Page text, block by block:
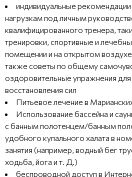
индивидуальные
нагрузкам под личным
квалифицированного тренера,
тренировки, спортивные и
помещении и на открытом
также советы по общему
оздоровительные упражнения для
восстановления сил
Питьевое лечение в
Использование бассейна и
с банным полотенцем/банным
удобного купального халата в
занятия (например, водный бег
ходьба, йога и т. Д.)
беспроводной доступ в